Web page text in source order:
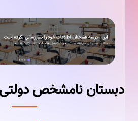
Next
دبستان نامشخص